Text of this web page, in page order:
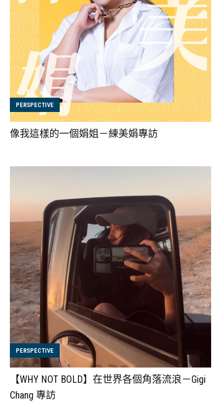
PERSPECTIVE
像我這樣的一個娟姐－練美娟專訪
PERSPECTIVE
【WHY NOT BOLD】在世界各個角落流浪－Gigi
Chang 專訪